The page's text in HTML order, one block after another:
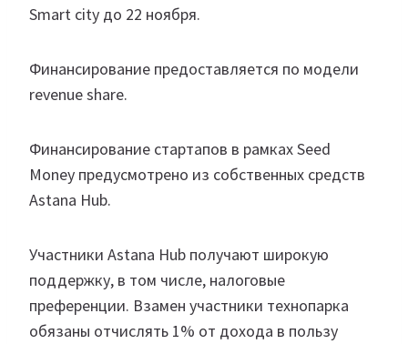
Smart city до 22 ноября.
Финансирование предоставляется по модели
revenue share.
Финансирование стартапов в рамках Seed
Money предусмотрено из собственных средств
Astana Hub.
Участники Astana Hub получают широкую
поддержку, в том числе, налоговые
преференции. Взамен участники технопарка
обязаны отчислять 1% от дохода в пользу